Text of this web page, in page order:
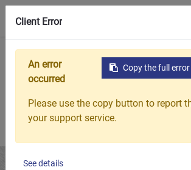
ホーム 製品 米国規格アダプタースリ
Client Error
Copy the full
An error
occurred
Please use the copy button to report
your support service.
See details